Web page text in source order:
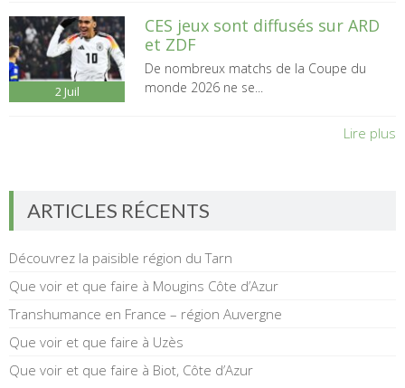
2 Juil
CES jeux sont diffusés sur ARD
et ZDF
De nombreux matchs de la Coupe du
monde 2026 ne se...
Lire plus
ARTICLES RÉCENTS
Découvrez la paisible région du Tarn
Que voir et que faire à Mougins Côte d’Azur
Transhumance en France – région Auvergne
Que voir et que faire à Uzès
Que voir et que faire à Biot, Côte d’Azur